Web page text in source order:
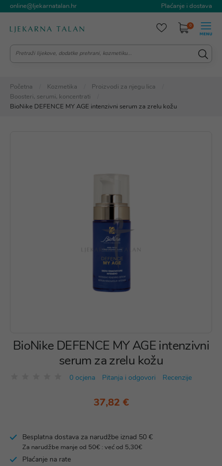
online@ljekarnatalan.hr Plaćanje i dostava
0
Početna Kozmetika
Proizvodi za njegu lica
Boosteri, serumi, koncentrati
BioNike DEFENCE MY AGE intenzivni serum za zrelu kožu
BioNike DEFENCE MY AGE intenzivni
serum za zrelu kožu
0 ocjena Pitanja i odgovori Recenzije
37,82 €
Besplatna dostava za narudžbe iznad 50 €
Za narudžbe manje od 50€ : već od 5,30€
Plaćanje na rate